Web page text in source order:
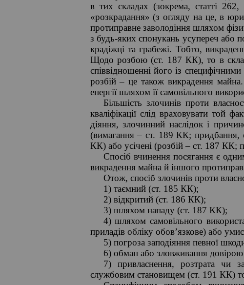
в тих складах (зокрема, статті
«розкрадання» (з огляду на це, в
протиправне заволодіння шляхом
з будь-яких спонукань усупереч або
крадіжці та грабежі. Тобто,
Щодо розбою (ст. 187 КК), то в
співвідношенні його із
розбій – це також викрадення
енергії шляхом її самовільного
Більшість злочинів проти
кваліфікації слід враховувати той
діяння, злочинний наслідок і
(вимагання – ст. 189 КК; придбання,
КК) або усічені (розбій – ст. 187
Спосіб вчинення посягання є
викрадення майна й іншого
Отож, спосіб злочинів проти
1) таємний (ст. 185 КК);
2) відкритий (ст. 186 КК);
3) шляхом нападу (ст. 187 КК);
4) шляхом самовільного
приладів обліку обов’язкове) або
5) погроза заподіяння певної
6) обман або зловживання
7) привласнення, розтрата чи
службовим становищем (ст. 191 КК)